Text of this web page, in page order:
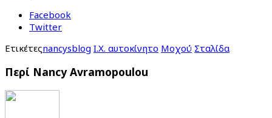
Facebook
Twitter
Ετικέτεςnancysblog Ι.Χ. αυτοκίνητο Μοχού Σταλίδα
Περί Nancy Avramopoulou